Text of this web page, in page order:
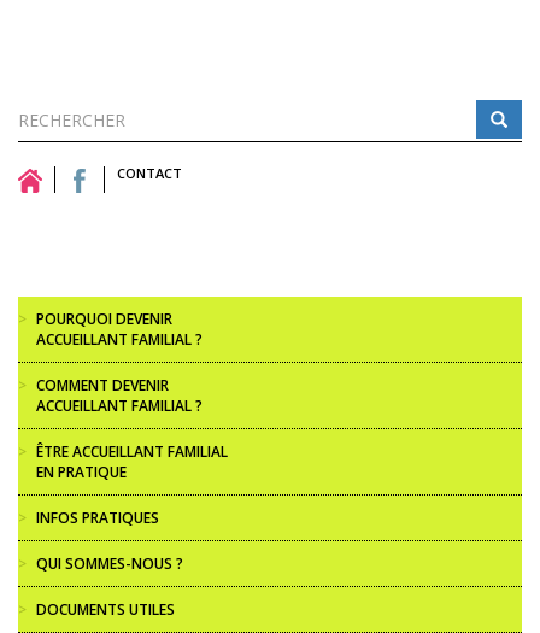
Formulaire
de
recherche
Rechercher CONTACT
> POURQUOI DEVENIR
ACCUEILLANT FAMILIAL ?
> COMMENT DEVENIR
ACCUEILLANT FAMILIAL ?
> ÊTRE ACCUEILLANT FAMILIAL
EN PRATIQUE
> INFOS PRATIQUES
> QUI SOMMES-NOUS ?
> DOCUMENTS UTILES